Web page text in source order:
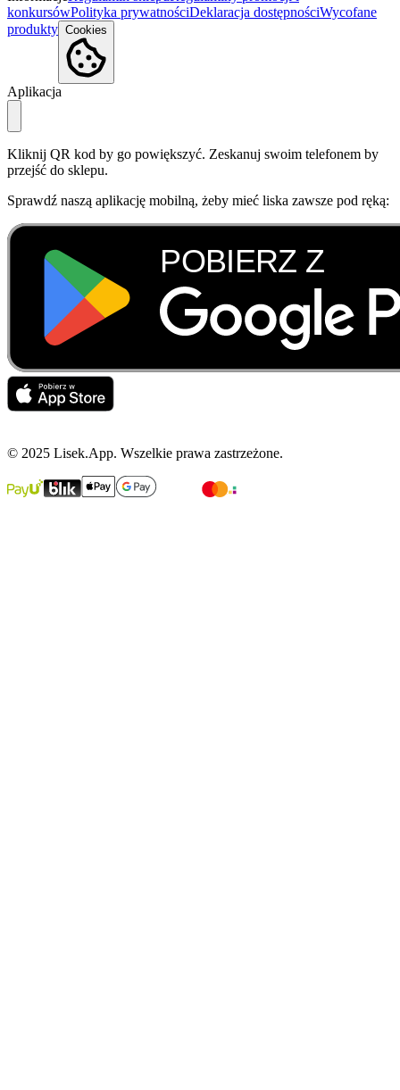
konkursówPolityka prywatnościDeklaracja dostępnościWycofane
produkty Cookies
Aplikacja
Kliknij QR kod by go powiększyć. Zeskanuj swoim telefonem by
przejść do sklepu.
Sprawdź naszą aplikację mobilną, żeby mieć liska zawsze pod ręką:
© 2025 Lisek.App. Wszelkie prawa zastrzeżone.